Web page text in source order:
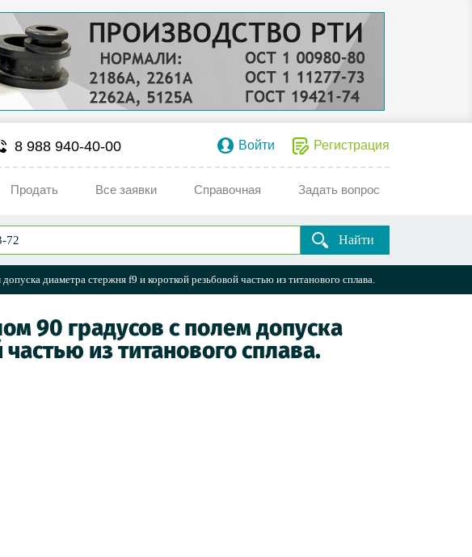
8 988 940-40-00 Войти Регистрация
Продать Все заявки Справочная Задать вопрос
Найти
диаметра стержня f9 и короткой резьбовой частью из титанового сплава.
90 градусов с полем допуска
из титанового сплава.